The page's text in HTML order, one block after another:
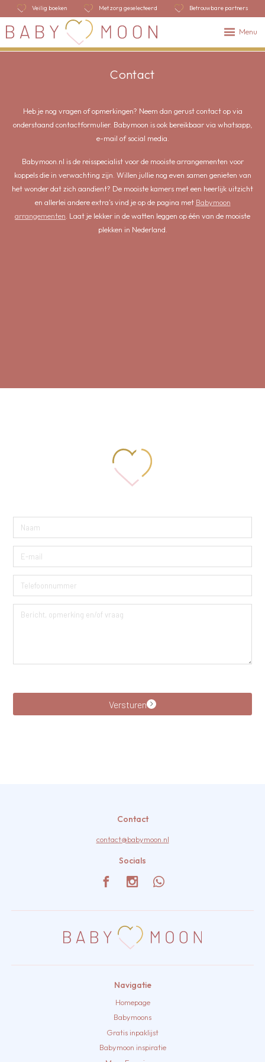
Veilig boeken Met zorg geselecteerd Betrouwbare partners
Menu
Contact
Heb je nog vragen of opmerkingen? Neem dan gerust contact op via
onderstaand contactformulier. Babymoon is ook bereikbaar via whatsapp,
e-mail of social media.
Babymoon.nl is de reisspecialist voor de mooiste arrangementen voor
koppels die in verwachting zijn. Willen jullie nog even samen genieten van
het wonder dat zich aandient? De mooiste kamers met een heerlijk uitzicht
en allerlei andere extra's vind je op de pagina met Babymoon
arrangementen . Laat je lekker in de watten leggen op één van de mooiste
plekken in Nederland.
Versturen
Contact
contact@babymoon.nl
Socials
Navigatie
Homepage
Babymoons
Gratis inpaklijst
Babymoon inspiratie